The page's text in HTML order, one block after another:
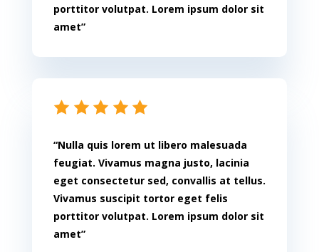
porttitor volutpat. Lorem ipsum dolor sit
amet”
“Nulla quis lorem ut libero malesuada
feugiat. Vivamus magna justo, lacinia
eget consectetur sed, convallis at tellus.
Vivamus suscipit tortor eget felis
porttitor volutpat. Lorem ipsum dolor sit
amet”